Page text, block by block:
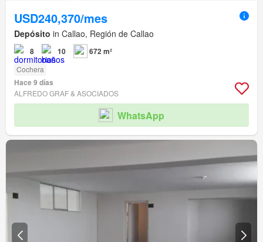
USD240,370/mes
Depósito in Callao, Región de Callao
8 10 672 m²
Cochera
Hace 9 días
ALFREDO GRAF & ASOCIADOS
WhatsApp